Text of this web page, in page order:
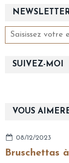
SUIVEZ-MOI
VOUS
08/12/2023
Bruschettas